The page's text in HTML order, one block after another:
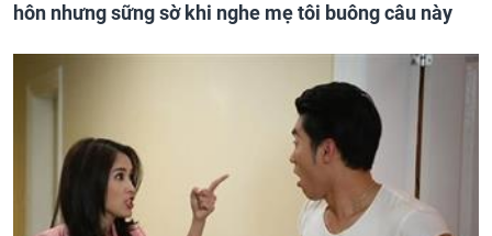
hôn nhưng sững sờ khi nghe mẹ tôi buông câu này